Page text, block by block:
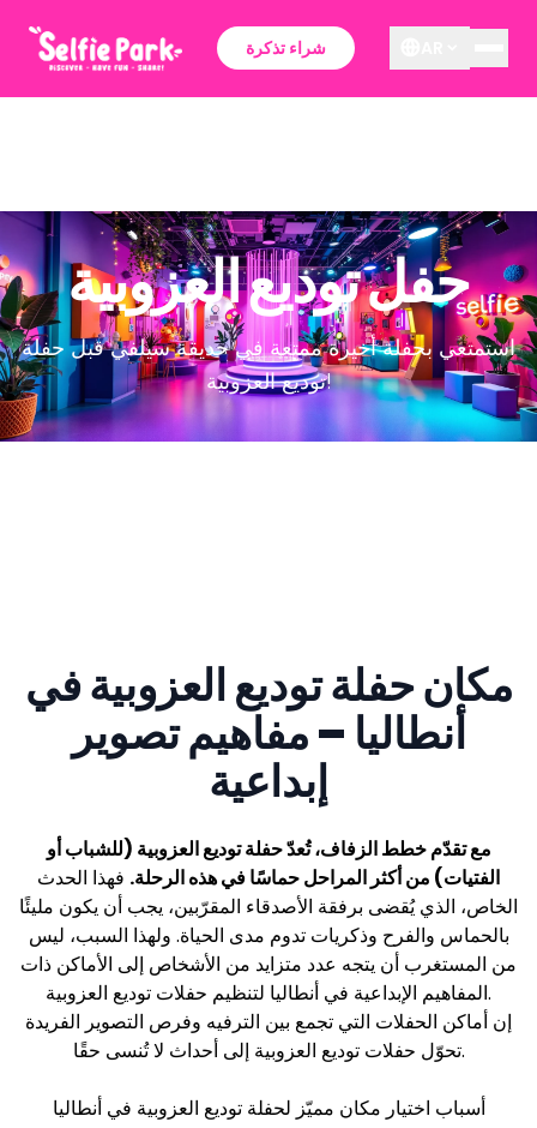
شراء تذكرة
حفل توديع العزوبية
استمتعي بحفلة أخيرة ممتعة في حديقة سيلفي قبل حفلة
توديع العزوبية!
مكان حفلة توديع العزوبية في
أنطاليا – مفاهيم تصوير
إبداعية
مع تقدّم خطط الزفاف، تُعدّ حفلة توديع العزوبية (للشباب أو
الفتيات) من أكثر المراحل حماسًا في هذه الرحلة. فهذا الحدث
الخاص، الذي يُقضى برفقة الأصدقاء المقرّبين، يجب أن يكون مليئًا
بالحماس والفرح وذكريات تدوم مدى الحياة. ولهذا السبب، ليس
من المستغرب أن يتجه عدد متزايد من الأشخاص إلى الأماكن ذات
المفاهيم الإبداعية في أنطاليا لتنظيم حفلات توديع العزوبية.
إن أماكن الحفلات التي تجمع بين الترفيه وفرص التصوير الفريدة
تحوّل حفلات توديع العزوبية إلى أحداث لا تُنسى حقًا.
أسباب اختيار مكان مميّز لحفلة توديع العزوبية في أنطاليا